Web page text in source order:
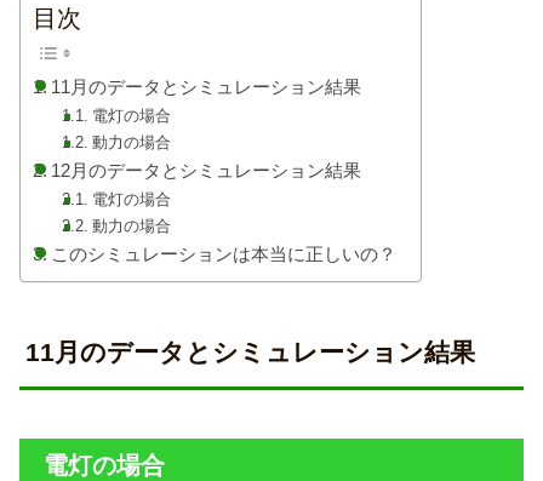
目次
11月のデータとシミュレーション結果
電灯の場合
動力の場合
12月のデータとシミュレーション結果
電灯の場合
動力の場合
このシミュレーションは本当に正しいの？
11月のデータとシミュレーション結果
電灯の場合